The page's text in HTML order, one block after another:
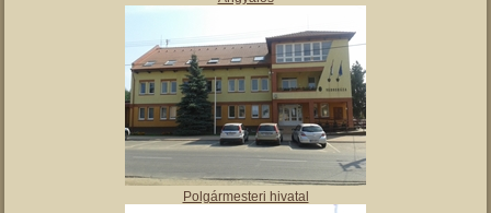
Vajai Ős-tó